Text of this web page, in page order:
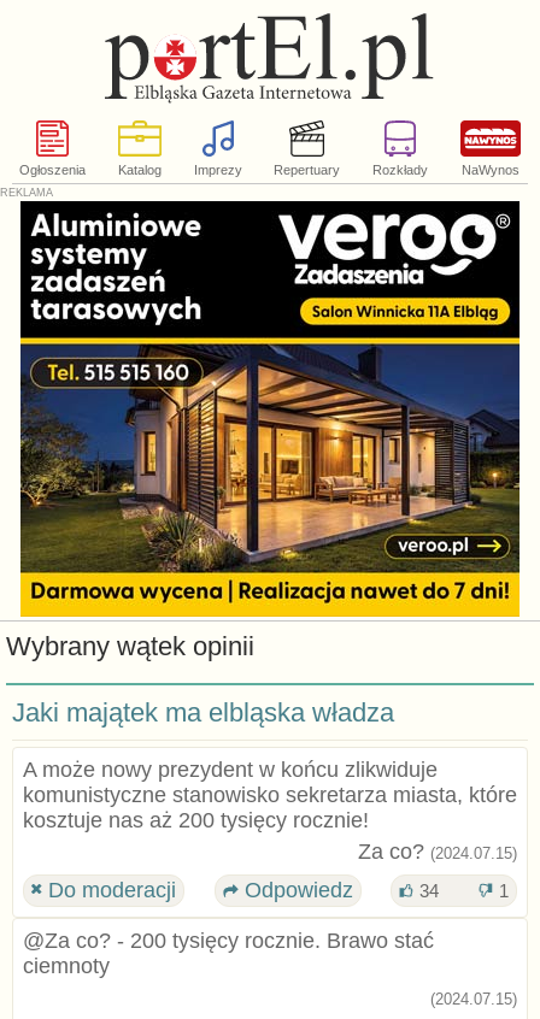
Ogłoszenia Katalog Imprezy Repertuary Rozkłady NaWynos
Wybrany wątek opinii
Jaki majątek ma elbląska władza
A może nowy prezydent w końcu zlikwiduje
komunistyczne stanowisko sekretarza miasta, które
kosztuje nas aż 200 tysięcy rocznie!
Za co? (2024.07.15)
Do moderacji Odpowiedz 34 1
@Za co? - 200 tysięcy rocznie. Brawo stać
ciemnoty
(2024.07.15)